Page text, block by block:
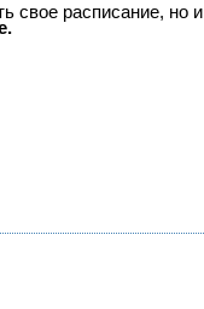
свое расписание, но и